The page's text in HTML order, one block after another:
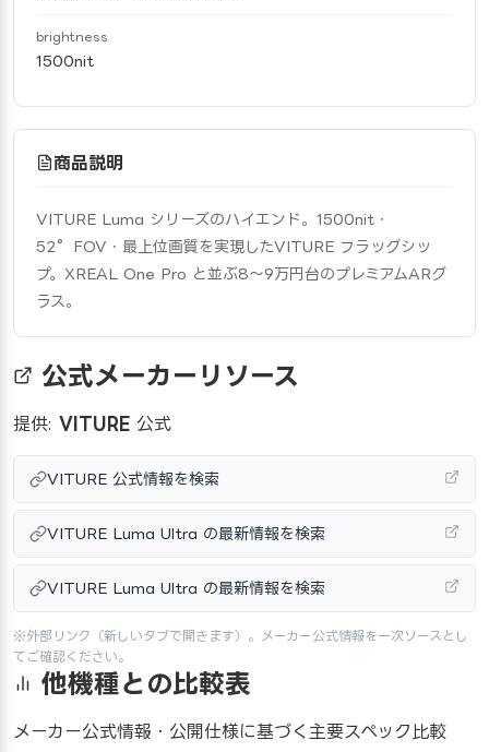
brightness
1500nit
商品説明
VITURE Luma シリーズのハイエンド。1500nit・
52°FOV・最上位画質を実現したVITURE フラッグシッ
プ。XREAL One Pro と並ぶ8〜9万円台のプレミアムARグ
ラス。
公式メーカーリソース
提供: VITURE 公式
VITURE 公式情報を検索
VITURE Luma Ultra の最新情報を検索
VITURE Luma Ultra の最新情報を検索
※外部リンク（新しいタブで開きます）。メーカー公式情報を一次ソースとし
てご確認ください。
他機種との比較表
メーカー公式情報・公開仕様に基づく主要スペック比較